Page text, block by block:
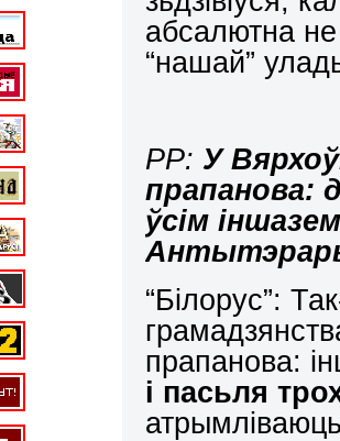
абсалютна не
“нашай”
РР: У
прапанова:
ўсім
“Білорус”:
прапанова:
і пасьля